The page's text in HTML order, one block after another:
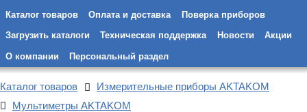
Каталог товаров Оплата и доставка Поверка приборов
Загрузить каталоги Техническая поддержка Новости Акции
О компании Персональный раздел
Каталог товаров
Измерительные приборы AKTAKOM
Мультиметры AKTAKOM